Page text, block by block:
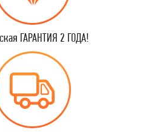
ГАРАНТИЯ 2 ГОДА!